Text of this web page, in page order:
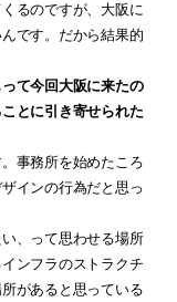
るのですが、大阪に
です。だから結果的
て今回大阪に来たの
とに引き寄せられた
事務所を始めたころ
インの行為だと思っ
、って思わせる場所
ンフラのストラクチ
があると思っている